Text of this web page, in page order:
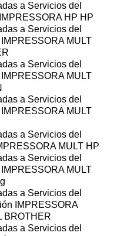
a Servicios del
HP HP
a Servicios del
MULT
a Servicios del
MULT
a Servicios del
MULT
a Servicios del
MULT HP
a Servicios del
MULT
a Servicios del
IMPRESSORA
BROTHER
a Servicios del